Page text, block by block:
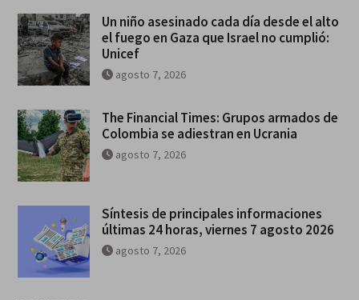
Un niño asesinado cada día desde el alto
el fuego en Gaza que Israel no cumplió:
Unicef
agosto 7, 2026
The Financial Times: Grupos armados de
Colombia se adiestran en Ucrania
agosto 7, 2026
Síntesis de principales informaciones
últimas 24 horas, viernes 7 agosto 2026
agosto 7, 2026